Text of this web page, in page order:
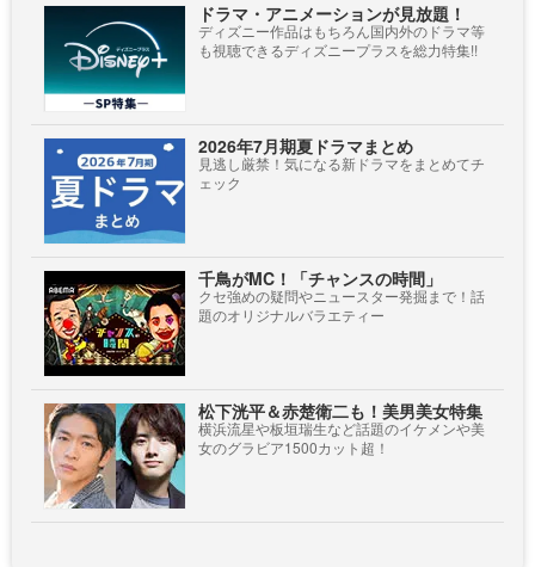
ドラマ・アニメーションが見放題！
ディズニー作品はもちろん国内外のドラマ等
も視聴できるディズニープラスを総力特集!!
2026年7月期夏ドラマまとめ
見逃し厳禁！気になる新ドラマをまとめてチ
ェック
千鳥がMC！「チャンスの時間」
クセ強めの疑問やニュースター発掘まで！話
題のオリジナルバラエティー
松下洸平＆赤楚衛二も！美男美女特集
横浜流星や板垣瑞生など話題のイケメンや美
女のグラビア1500カット超！